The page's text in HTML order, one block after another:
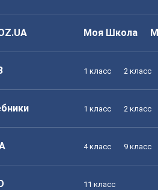
Моя Школа
1 класс 2 класс
1 класс 2 класс
4 класс 9 класс
11 класс